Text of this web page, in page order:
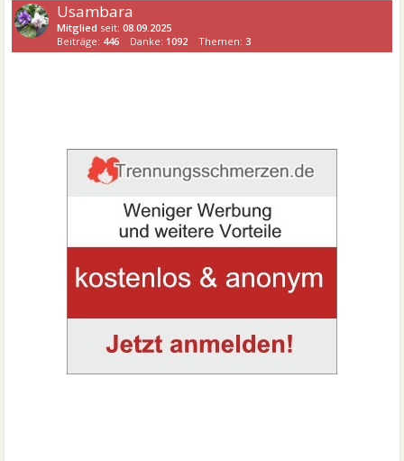
Usambara
Mitglied seit:08.09.2025
Beiträge: 446 Danke: 1092 Themen:3